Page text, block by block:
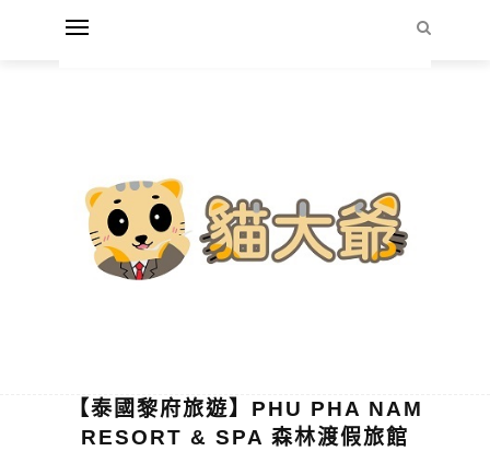
【泰國黎府旅遊】PHU PHA NAM
RESORT & SPA 森林渡假旅館